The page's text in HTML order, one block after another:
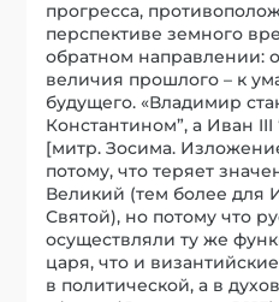
прогресса,
перспективе земного
обратном направлении:
величия прошлого – к
будущего. «Владимир
Константином”, а Иван
[митр. Зосима.
потому, что теряет
Великий (тем более для
Святой), но потому что
осуществляли ту же
царя, что и
в политической, а в